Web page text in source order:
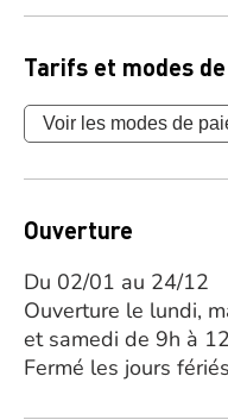
Tarifs et modes
Voir les modes de
Ouverture
Du 02/01 au 24/12
Ouverture le lundi,
et samedi de 9h à
Fermé les jours